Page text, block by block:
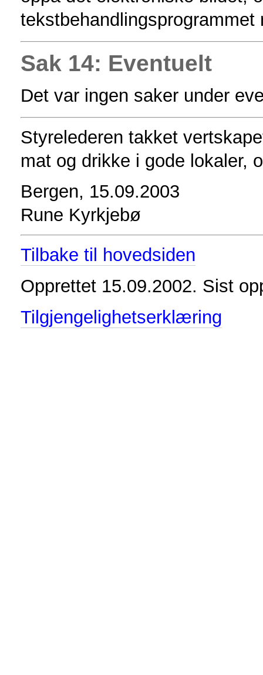
tekstbehandlingsprogrammet
Sak 14: Eventuelt
Det var ingen saker under
Styrelederen takket
mat og drikke i gode lokaler,
Bergen, 15.09.2003
Rune Kyrkjebø
Tilbake til hovedsiden
Opprettet 15.09.2002. Sist
Tilgjengelighetserklæring